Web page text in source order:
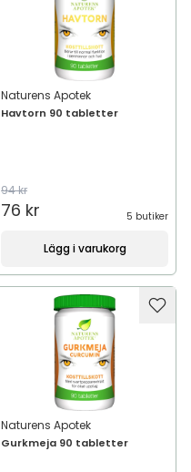
Naturens Apotek
Havtorn 90 tabletter
94 kr
76 kr 5 butiker
Lägg i varukorg
Naturens Apotek
Gurkmeja 90 tabletter